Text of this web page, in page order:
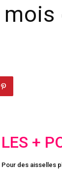
LES +
Pour des aisselles